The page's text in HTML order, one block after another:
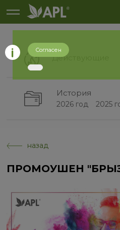
Действующие
История
2026 год 2025
назад
ПРОМОУШЕН
Согласен